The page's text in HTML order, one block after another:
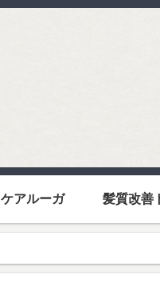
ケアルーガ 髪質改善